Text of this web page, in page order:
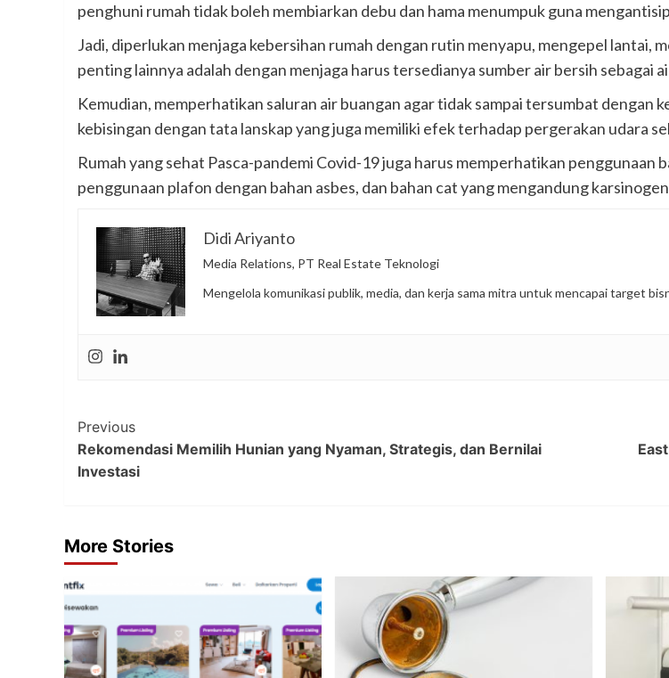
penghuni rumah tidak boleh membiarkan debu dan hama menumpuk guna
Jadi, diperlukan menjaga kebersihan rumah dengan rutin menyapu, mengepel lantai,
penting lainnya adalah dengan menjaga harus tersedianya sumber air bersih sebagai
Kemudian, memperhatikan saluran air buangan agar tidak sampai tersumbat dengan
kebisingan dengan tata lanskap yang juga memiliki efek terhadap pergerakan udara
Rumah yang sehat Pasca-pandemi Covid-19 juga harus memperhatikan penggunaan
penggunaan plafon dengan bahan asbes, dan bahan cat yang mengandung
Didi Ariyanto
Media Relations, PT Real Estate Teknologi
Mengelola komunikasi publik, media, dan kerja sama mitra untuk mencapai target
Post
Navigation
Previous
Rekomendasi Memilih Hunian yang Nyaman, Strategis, dan Bernilai
Investasi
More Stories